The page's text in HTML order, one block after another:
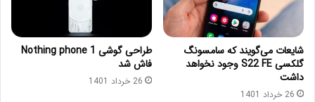
شایعات می‌گویند که سامسونگ
گلکسی S22 FE وجود نخواهد
داشت
26 خرداد 1401
طراحی گوشی Nothing phone 1
فاش شد
26 خرداد 1401